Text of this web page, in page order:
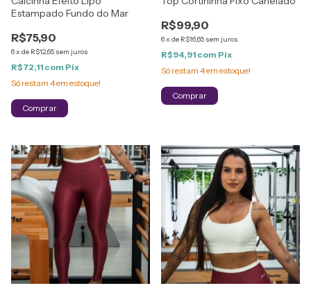
Estampado Fundo do Mar
R$75,90
6x de R$12,65 sem juros
R$72,11 com Pix
Só restam 4em estoque!
Comprar
R$99,90
6x de R$16,65 sem juros
R$94,91 com Pix
Só restam 4em estoque!
Comprar